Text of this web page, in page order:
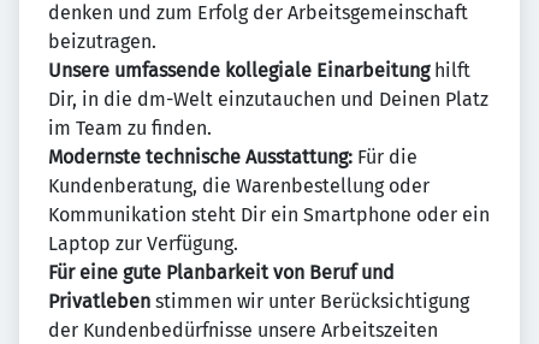
denken und zum Erfolg der Arbeitsgemeinschaft
beizutragen.
Unsere umfassende kollegiale Einarbeitunghilft
Dir, in die dm-Welt einzutauchen und Deinen Platz
im Team zu finden.
Modernste technische Ausstattung: Für die
Kundenberatung, die Warenbestellung oder
Kommunikation steht Dir ein Smartphone oder ein
Laptop zur Verfügung.
Für eine gute Planbarkeit von Beruf und
Privatleben stimmen wir unter Berücksichtigung
der Kundenbedürfnisse unsere Arbeitszeiten